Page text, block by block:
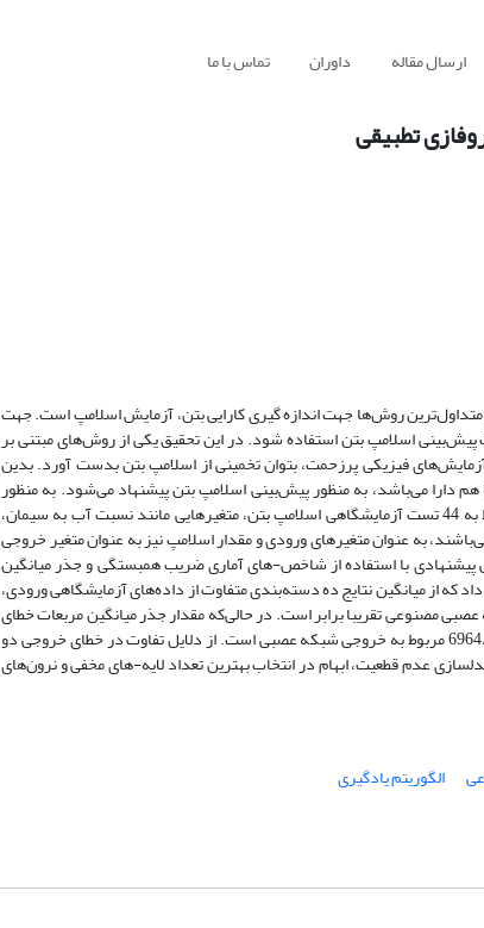
ارسال مقاله داوران تماس با ما
تطبیقی
متداول‌ترین روش‌ها جهت اندازه گیری کارایی بتن، آزمایش اسلامپ است. جهت
اسلامپ بتن استفاده شود. در این تحقیق یکی از روش‌های مبتنی بر
فیزیکی پرزحمت، بتوان تخمینی از اسلامپ بتن بدست آورد. بدین
دارا می‌باشد، به منظور پیش‌بینی اسلامپ بتن پیشنهاد می‌شود. به منظور
آموزش مدل پیشنهادی جهت پیش‌بینی‌های آتی با جمع‌آوری داده‌های مربوط به 44 تست آزمایشگاهی اسلامپ بتن، متغیرهایی مانند نسبت آب به سیمان،
به عنوان متغیرهای ورودی و مقدار اسلامپ نیز به عنوان متغیر خروجی
پیشنهادی با استفاده از شاخص-های آماری ضریب همبستگی و جذر میانگین
از میانگین نتایج ده دسته‌بندی متفاوت از داده‌های آزمایشگاهی ورودی،
مصنوعی تقریبا برابر است. در حالی‌که مقدار جذر میانگین مربعات خطای
اسلامپ‌های روش نروفازی پیشنهادی 4477/0 تعیین شد که کمتر از مقدار 6964/0 مربوط به خروجی شبکه عصبی است. از دلایل تفاوت در خطای خروجی دو
عدم قطعیت، ابهام در انتخاب بهترین تعداد لایه-های مخفی و نرون‌های
الگوریتم یادگیری